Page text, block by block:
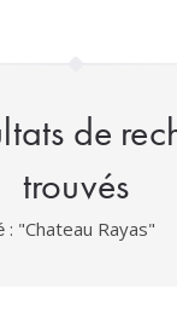
de
trouvés
"Chateau Rayas"